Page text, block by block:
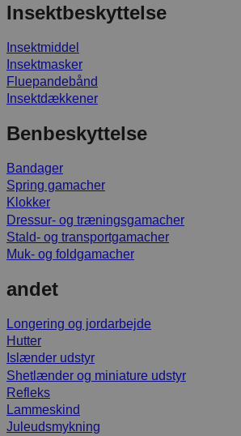
Insektbeskyttelse
Insektmiddel
Insektmasker
Fluepandebånd
Insektdækkener
Benbeskyttelse
Bandager
Spring gamacher
Klokker
Dressur- og træningsgamacher
Stald- og transportgamacher
Muk- og foldgamacher
andet
Longering og jordarbejde
Hutter
Islænder udstyr
Shetlænder og miniature udstyr
Refleks
Lammeskind
Juleudsmykning